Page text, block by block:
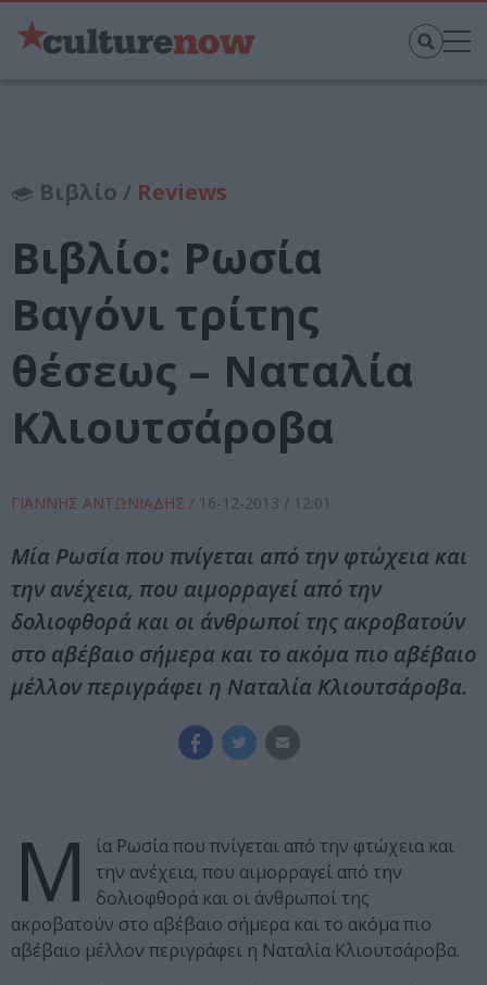
Βιβλίο / Reviews
Βιβλίο: Ρωσία
Βαγόνι τρίτης
θέσεως – Ναταλία
Κλιουτσάροβα
ΓΙΑΝΝΗΣ ΑΝΤΩΝΙΑΔΗΣ / 16-12-2013 / 12:01
Μία Ρωσία που πνίγεται από την φτώχεια και
την ανέχεια, που αιμορραγεί από την
δολιοφθορά και οι άνθρωποί της ακροβατούν
στο αβέβαιο σήμερα και το ακόμα πιο αβέβαιο
μέλλον περιγράφει η Ναταλία Κλιουτσάροβα.
Μ
ία Ρωσία που πνίγεται από την φτώχεια και
την ανέχεια, που αιμορραγεί από την
δολιοφθορά και οι άνθρωποί της
ακροβατούν στο αβέβαιο σήμερα και το ακόμα πιο
αβέβαιο μέλλον περιγράφει η Ναταλία Κλιουτσάροβα.